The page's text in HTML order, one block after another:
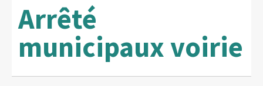
Arrêté
municipaux voirie